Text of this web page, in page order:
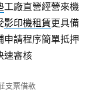
工廠直營經營來機
影印機租賃更具備
申請程序簡單抵押
速審核
支票借款